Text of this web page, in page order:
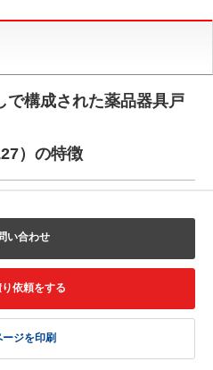
で構成された薬品器具戸
）の特徴
い合わせ
依頼をする
ジを印刷